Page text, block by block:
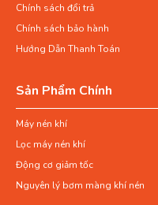
Chính sách đổi trả
Chính sách bảo hành
Hướng Dẫn Thanh Toán
Sản Phẩm Chính
Máy nén khí
Lọc máy nén khí
Động cơ giảm tốc
Nguyên lý bơm màng khí nén